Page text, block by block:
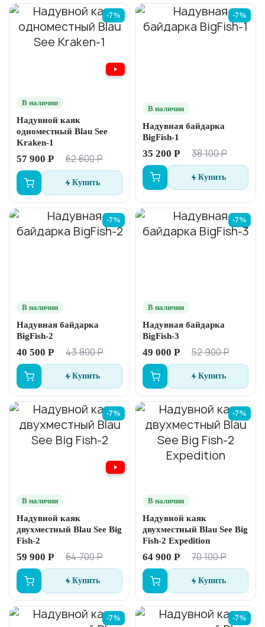
-7%
В наличии
Надувной каяк
одноместный Blau See
Kraken-1
57 900 Р 62 600 Р
Купить
-7%
В наличии
Надувная байдарка
BigFish-1
35 200 Р 38 100 Р
Купить
-7%
В наличии
Надувная байдарка
BigFish-2
40 500 Р 43 800 Р
Купить
-7%
В наличии
Надувная байдарка
BigFish-3
49 000 Р 52 900 Р
Купить
-7%
В наличии
Надувной каяк
двухместный Blau See Big
Fish-2
59 900 Р 64 700 Р
Купить
-7%
В наличии
Надувной каяк
двухместный Blau See Big
Fish-2 Expedition
64 900 Р 70 100 Р
Купить
-7% -7%